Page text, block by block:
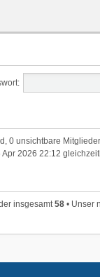
0 unsichtbare
2026 22:12
insgesamt58• Unser